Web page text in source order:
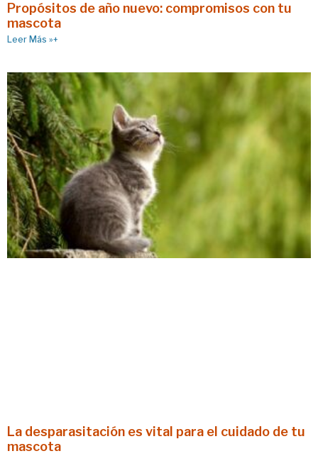
Propósitos de año nuevo: compromisos con tu
mascota
Leer Más »+
La desparasitación es vital para el cuidado de tu
mascota